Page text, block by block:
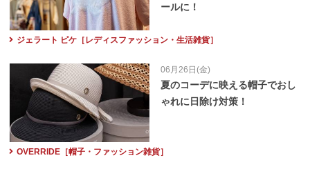
ールに！
ジェラート ピケ［レディスファッション・生活雑貨］
06月26日(金)
夏のコーデに映える帽子でおし
ゃれに日除け対策！
OVERRIDE［帽子・ファッション雑貨］